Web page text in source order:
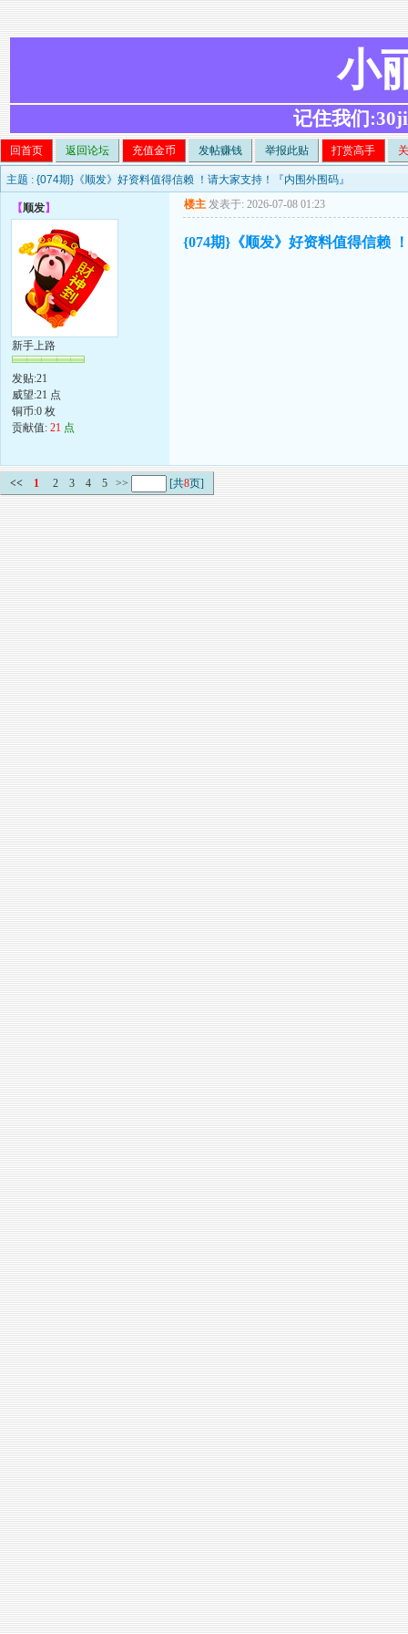
小
记住我们
回首页 返回论坛 充值金币 发帖赚钱 举报此贴 打赏高手
主题 : {074期}《顺发》好资料值得信赖 ！请大家支持！『内围外围码』
【顺发】
新手上路
发贴:21
威望:21 点
铜币:0 枚
贡献值: 21 点
楼主 发表于: 2026-07-08 01:23
{074期}《顺发》好资料值得信赖
<< 1 2 3 4 5 >> [共8页]